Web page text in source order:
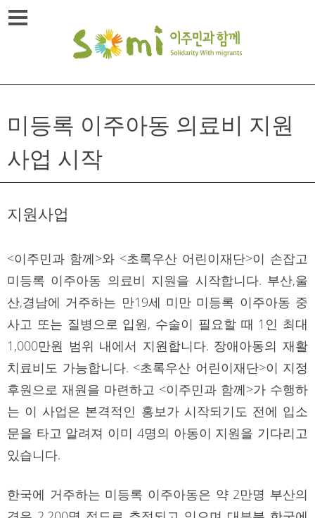
Skip
to
미등록 이주아동 의료비 지원
사업 시작
지원사업
<이주민과 함께>와 <초록우산 어린이재단>이 손잡고
미등록 이주아동 의료비 지원을 시작합니다. 부산,울
산,경남에 거주하는 만19세 미만 미등록 이주아동 중
사고 또는 질병으로 입원, 수술이 필요할 때 1인 최대
1,000만원 범위 내에서 지원합니다. 장애아동의 재활
치료비도 가능합니다. <초록우산 어린이재단>이 지정
후원으로 재원을 마련하고 <이주민과 함께>가 수행하
는 이 사업은 본격적인 홍보가 시작되기도 전에 입소
문을 타고 알려져 이미 4명의 아동이 지원을 기다리고
있습니다.
한국에 거주하는 미등록 이주아동은 약 2만명 부산의